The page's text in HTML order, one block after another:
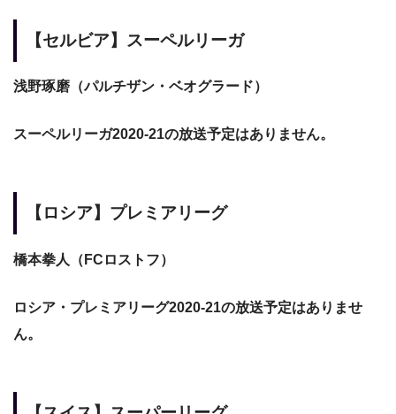
【セルビア】スーペルリーガ
浅野琢磨（パルチザン・ベオグラード）
スーペルリーガ2020-21の放送予定はありません。
【ロシア】プレミアリーグ
橋本拳人（FCロストフ）
ロシア・プレミアリーグ2020-21の放送予定はありませ
ん。